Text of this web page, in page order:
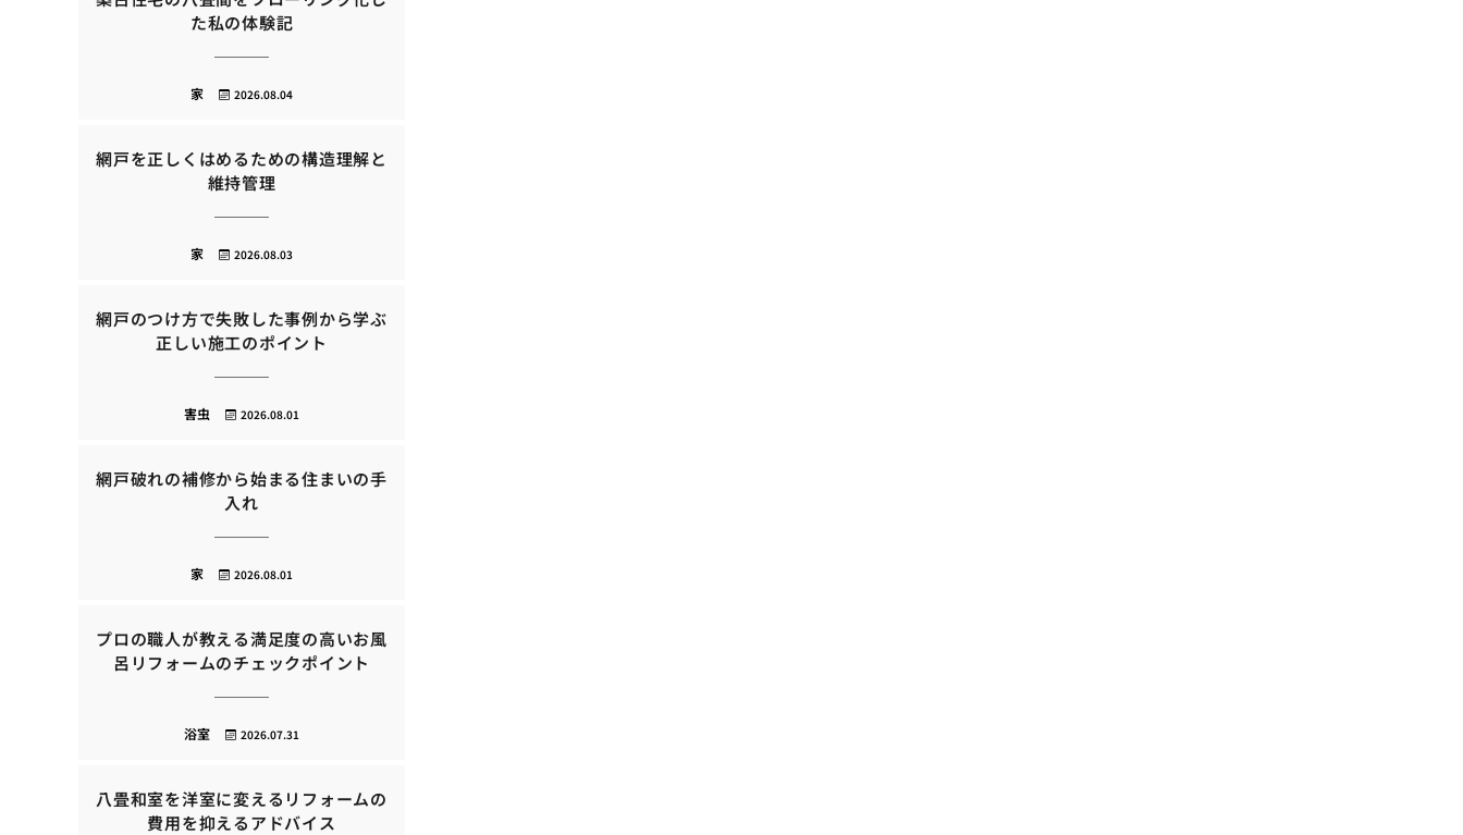
た私の体験記
2026.08.04
家
網戸を正しくはめるための構造理解と
維持管理
2026.08.03
家
網戸のつけ方で失敗した事例から学ぶ
正しい施工のポイント
2026.08.01
害虫
網戸破れの補修から始まる住まいの手
入れ
2026.08.01
家
プロの職人が教える満足度の高いお風
呂リフォームのチェックポイント
2026.07.31
浴室
八畳和室を洋室に変えるリフォームの
費用を抑えるアドバイス